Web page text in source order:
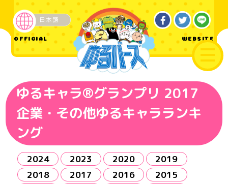
OFFICIAL WEBSITE
日本語
ゆるキャラ®グランプリ 2017
企業・その他ゆるキャラランキ
ング
2024 2023 2020
2019
2018
2017 2016
2015